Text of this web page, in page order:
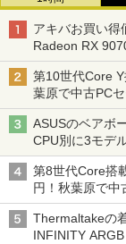
アキバお買い得
Radeon RX
型モニターが
第10世代Core
葉原で中古PC
ASUSのベアボ
CPU別に3モデ
第8世代Core搭
円！秋葉原で中
Thermaltakeの
INFINITY